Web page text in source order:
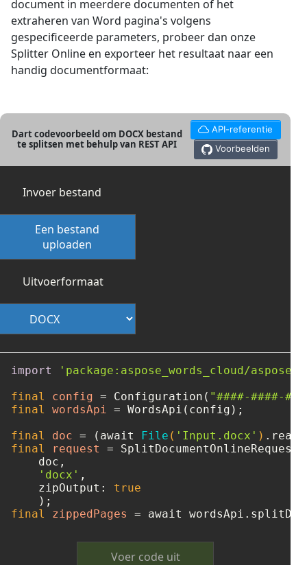
document in meerdere documenten of het
extraheren van Word pagina's volgens
gespecificeerde parameters, probeer dan onze
Splitter Online en exporteer het resultaat naar een
handig documentformaat:
Dart codevoorbeeld om DOCX bestand
te splitsen met behulp van REST API
API-referentie
Voorbeelden
Invoer bestand
Een bestand
uploaden
Uitvoerformaat
import
'package:aspose_words_cloud/
final
config = Configuration( "####-####-
final
wordsApi = WordsApi(config);
final
doc = (await File ( 'Input.docx' )
final
request = SplitDocumentOnlineRequest(
    doc,
'docx' ,
    zipOutput:
true
final
zippedPages = await
Voer code uit